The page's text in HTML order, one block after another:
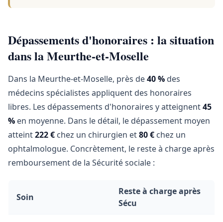
Dépassements d'honoraires : la situation
dans la Meurthe-et-Moselle
Dans la Meurthe-et-Moselle, près de40 % des
médecins spécialistes appliquent des honoraires
libres. Les dépassements d'honoraires y atteignent45
% en moyenne. Dans le détail, le dépassement moyen
atteint222 € chez un chirurgien et80 € chez un
ophtalmologue. Concrètement, le reste à charge après
remboursement de la Sécurité sociale :
Soin
Reste à charge après
Sécu